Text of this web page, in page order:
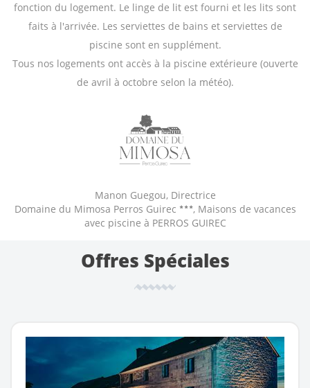
fonction du logement. Le linge de lit est fourni et les lits sont
faits à l'arrivée. Les serviettes de bains et serviettes de
piscine sont en supplément.
Tous nos logements ont accès à la piscine extérieure (ouverte
de avril à octobre selon la météo).
Manon Guegou, Directrice
Domaine du Mimosa Perros Guirec
, Maisons de vacances
avec piscine à PERROS GUIREC
Offres Spéciales